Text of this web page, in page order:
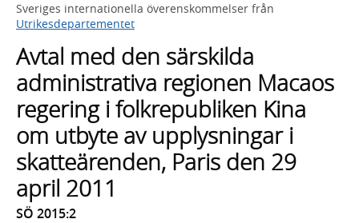
framträder
en
med
sökförslag
Sveriges internationella överenskommelser från
Utrikesdepartementet
Avtal med den särskilda
administrativa regionen Macaos
regering i folkrepubliken Kina
om utbyte av upplysningar i
skatteärenden, Paris den 29
april 2011
SÖ 2015:2